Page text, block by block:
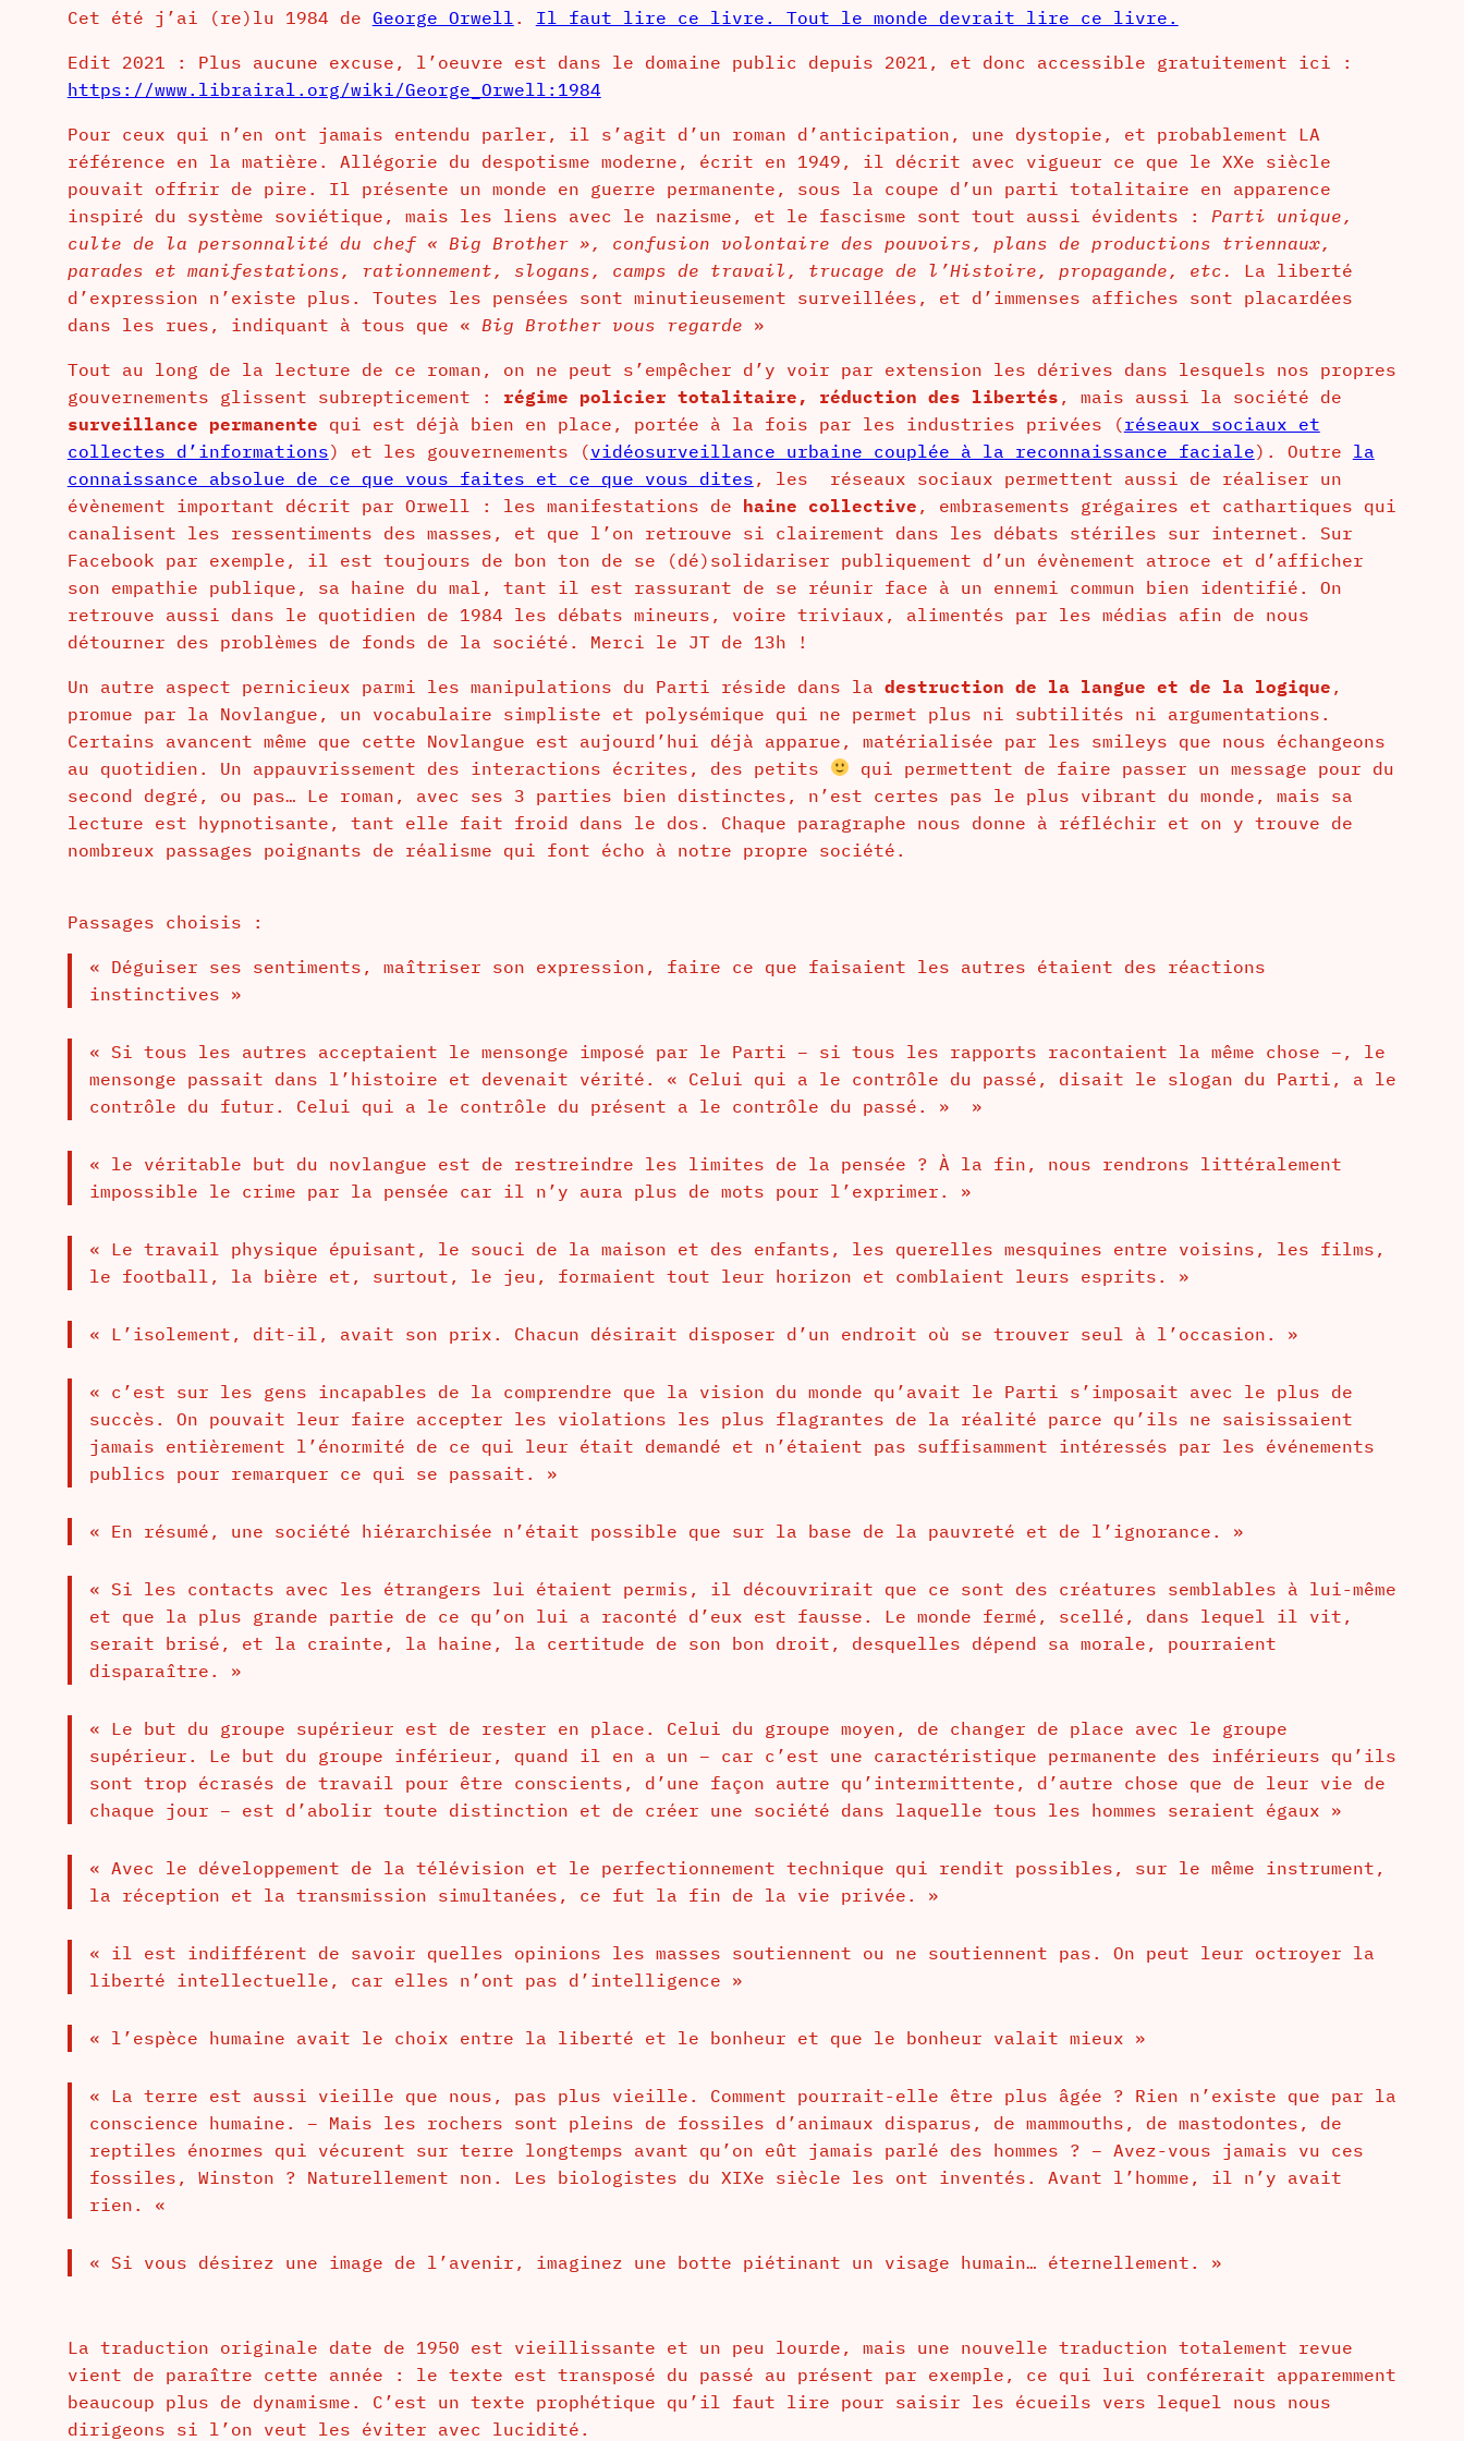
Cet été j’ai (re)lu 1984 de George Orwell . Il faut lire ce livre. Tout le monde devrait lire ce livre.
Edit 2021 : Plus aucune excuse, l’oeuvre est dans le domaine public depuis 2021, et donc accessible gratuitement ici :
https://www.librairal.org/wiki/George_Orwell:1984
Pour ceux qui n’en ont jamais entendu parler, il s’agit d’un roman d’anticipation, une dystopie, et probablement LA
référence en la matière. Allégorie du despotisme moderne, écrit en 1949, il décrit avec vigueur ce que le XXe siècle
pouvait offrir de pire. Il présente un monde en guerre permanente, sous la coupe d’un parti totalitaire en apparence
inspiré du système soviétique, mais les liens avec le nazisme, et le fascisme sont tout aussi évidents : Parti unique,
culte de la personnalité du chef « Big Brother », confusion volontaire des pouvoirs, plans de productions triennaux,
parades et manifestations, rationnement, slogans, camps de travail, trucage de l’Histoire, propagande, etc.
La liberté
d’expression n’existe plus. Toutes les pensées sont minutieusement surveillées, et d’immenses affiches sont placardées
dans les rues, indiquant à tous que « Big Brother vous regarde »
Tout au long de la lecture de ce roman, on ne peut s’empêcher d’y voir par extension les dérives dans lesquels nos propres
gouvernements glissent subrepticement : régime policier totalitaire, réduction des libertés , mais aussi la société de
surveillance permanente qui est déjà bien en place, portée à la fois par les industries privées (réseaux sociaux et
collectes d’informations) et les gouvernements (vidéosurveillance urbaine couplée à la reconnaissance faciale). Outre la
connaissance absolue de ce que vous faites et ce que vous dites , les réseaux sociaux permettent aussi de réaliser un
évènement important décrit par Orwell : les manifestations de haine collective , embrasements grégaires et cathartiques qui
canalisent les ressentiments des masses, et que l’on retrouve si clairement dans les débats stériles sur internet. Sur
Facebook par exemple, il est toujours de bon ton de se (dé)solidariser publiquement d’un évènement atroce et d’afficher
son empathie publique, sa haine du mal, tant il est rassurant de se réunir face à un ennemi commun bien identifié. On
retrouve aussi dans le quotidien de 1984 les débats mineurs, voire triviaux, alimentés par les médias afin de nous
détourner des problèmes de fonds de la société. Merci le JT de 13h !
Un autre aspect pernicieux parmi les manipulations du Parti réside dans la destruction de la langue et de la logique ,
promue par la Novlangue, un vocabulaire simpliste et polysémique qui ne permet plus ni subtilités ni argumentations.
Certains avancent même que cette Novlangue est aujourd’hui déjà apparue, matérialisée par les smileys que nous échangeons
au quotidien. Un appauvrissement des interactions écrites, des petits
qui permettent de faire passer un message pour du
second degré, ou pas… Le roman, avec ses 3 parties bien distinctes, n’est certes pas le plus vibrant du monde, mais sa
lecture est hypnotisante, tant elle fait froid dans le dos. Chaque paragraphe nous donne à réfléchir et on y trouve de
nombreux passages poignants de réalisme qui font écho à notre propre société.
Passages choisis :
« Déguiser ses sentiments, maîtriser son expression, faire ce que faisaient les autres étaient des réactions
instinctives »
« Si tous les autres acceptaient le mensonge imposé par le Parti – si tous les rapports racontaient la même chose –, le
mensonge passait dans l’histoire et devenait vérité. « Celui qui a le contrôle du passé, disait le slogan du Parti, a le
contrôle du futur. Celui qui a le contrôle du présent a le contrôle du passé. » »
« le véritable but du novlangue est de restreindre les limites de la pensée ? À la fin, nous rendrons littéralement
impossible le crime par la pensée car il n’y aura plus de mots pour l’exprimer. »
« Le travail physique épuisant, le souci de la maison et des enfants, les querelles mesquines entre voisins, les films,
le football, la bière et, surtout, le jeu, formaient tout leur horizon et comblaient leurs esprits. »
« L’isolement, dit-il, avait son prix. Chacun désirait disposer d’un endroit où se trouver seul à l’occasion. »
« c’est sur les gens incapables de la comprendre que la vision du monde qu’avait le Parti s’imposait avec le plus de
succès. On pouvait leur faire accepter les violations les plus flagrantes de la réalité parce qu’ils ne saisissaient
jamais entièrement l’énormité de ce qui leur était demandé et n’étaient pas suffisamment intéressés par les événements
publics pour remarquer ce qui se passait. »
« En résumé, une société hiérarchisée n’était possible que sur la base de la pauvreté et de l’ignorance. »
« Si les contacts avec les étrangers lui étaient permis, il découvrirait que ce sont des créatures semblables à lui-même
et que la plus grande partie de ce qu’on lui a raconté d’eux est fausse. Le monde fermé, scellé, dans lequel il vit,
serait brisé, et la crainte, la haine, la certitude de son bon droit, desquelles dépend sa morale, pourraient
disparaître. »
« Le but du groupe supérieur est de rester en place. Celui du groupe moyen, de changer de place avec le groupe
supérieur. Le but du groupe inférieur, quand il en a un – car c’est une caractéristique permanente des inférieurs qu’ils
sont trop écrasés de travail pour être conscients, d’une façon autre qu’intermittente, d’autre chose que de leur vie de
chaque jour – est d’abolir toute distinction et de créer une société dans laquelle tous les hommes seraient égaux »
« Avec le développement de la télévision et le perfectionnement technique qui rendit possibles, sur le même instrument,
la réception et la transmission simultanées, ce fut la fin de la vie privée. »
« il est indifférent de savoir quelles opinions les masses soutiennent ou ne soutiennent pas. On peut leur octroyer la
liberté intellectuelle, car elles n’ont pas d’intelligence »
« l’espèce humaine avait le choix entre la liberté et le bonheur et que le bonheur valait mieux »
« La terre est aussi vieille que nous, pas plus vieille. Comment pourrait-elle être plus âgée ? Rien n’existe que par la
conscience humaine. – Mais les rochers sont pleins de fossiles d’animaux disparus, de mammouths, de mastodontes, de
reptiles énormes qui vécurent sur terre longtemps avant qu’on eût jamais parlé des hommes ? – Avez-vous jamais vu ces
fossiles, Winston ? Naturellement non. Les biologistes du XIXe siècle les ont inventés. Avant l’homme, il n’y avait
rien. «
« Si vous désirez une image de l’avenir, imaginez une botte piétinant un visage humain… éternellement. »
La traduction originale date de 1950 est vieillissante et un peu lourde, mais une nouvelle traduction totalement revue
vient de paraître cette année : le texte est transposé du passé au présent par exemple, ce qui lui conférerait apparemment
beaucoup plus de dynamisme. C’est un texte prophétique qu’il faut lire pour saisir les écueils vers lequel nous nous
dirigeons si l’on veut les éviter avec lucidité.